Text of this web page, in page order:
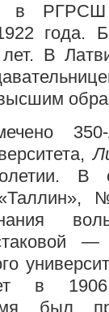
в
года.
В
350-
В
в
был